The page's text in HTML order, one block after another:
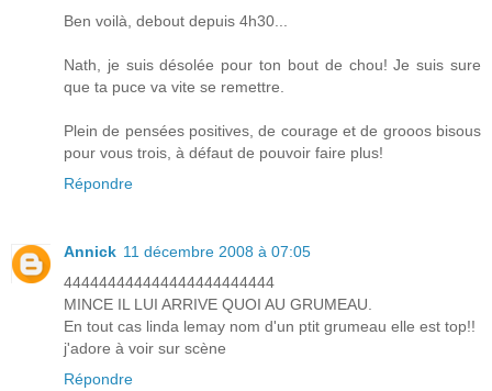
Ben voilà, debout depuis 4h30...
Nath, je suis désolée pour ton bout de chou! Je suis sure
que ta puce va vite se remettre.
Plein de pensées positives, de courage et de grooos bisous
pour vous trois, à défaut de pouvoir faire plus!
Répondre
Annick 11 décembre 2008 à 07:05
444444444444444444444444
MINCE IL LUI ARRIVE QUOI AU GRUMEAU.
En tout cas linda lemay nom d'un ptit grumeau elle est top!!
j'adore à voir sur scène
Répondre